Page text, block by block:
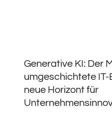
Generative KI: Der
umgeschichtete
neue Horizont für